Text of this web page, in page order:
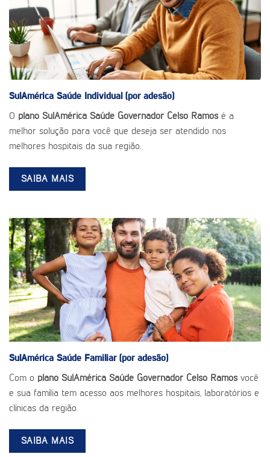
SulAmérica Saúde Individual (por adesão)
O plano SulAmérica Saúde Governador Celso Ramosé a
melhor solução para você que deseja ser atendido nos
melhores hospitais da sua região.
SAIBA MAIS
SulAmérica Saúde Familiar (por adesão)
Com o plano SulAmérica Saúde Governador Celso Ramos você
e sua família tem acesso aos melhores hospitais, laboratórios e
clínicas da região.
SAIBA MAIS